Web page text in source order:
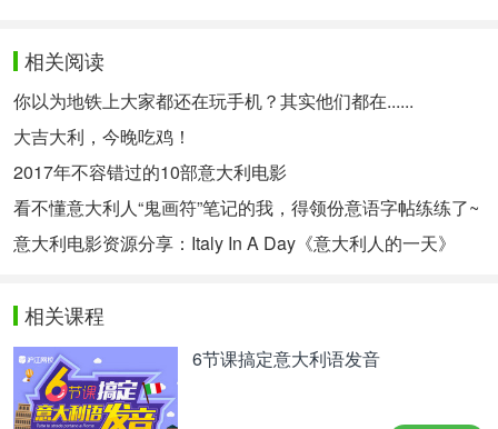
avvistare le balene.
加拿大-温哥华。温哥华是户外度假的理想地，同时
也是城市度假的理想地。金牛座可以住在市中心一家
不错的酒店，同时享受各种在大自然中的活动，例如
在杰里科海滩划皮划艇或去看鲸鱼。
3. Gemelli
双子座
I Gemelli, poiché sono persone che amano
incontrare nuove persone, fare conoscenza e
condividere idee e opinioni, hanno bisogno di
相关阅读
你以为地铁上大家都还在玩手机？其实他们都在......
大吉大利，今晚吃鸡！
2017年不容错过的10部意大利电影
看不懂意大利人“鬼画符”笔记的我，得领份意语字帖练练了~
意大利电影资源分享：Italy In A Day《意大利人的一天》
相关课程
6节课搞定意大利语发音